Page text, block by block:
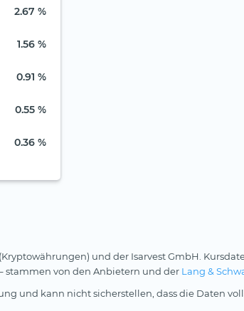
2.67 %
1.56 %
0.91 %
0.55 %
0.36 %
(Kryptowährungen) und der Isarvest GmbH.
– stammen von den Anbietern und der Lang &
und kann nicht sicherstellen, dass die Daten